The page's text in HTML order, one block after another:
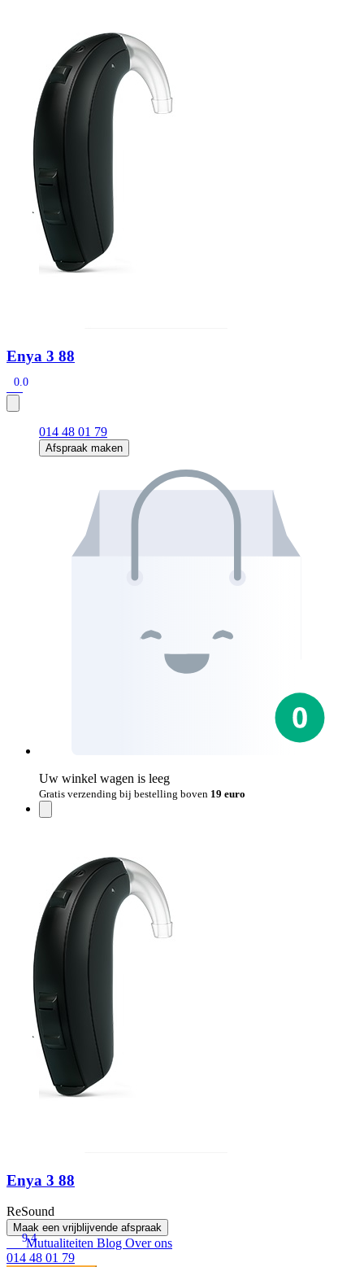
Snel zoeken
Hoorapparaatbatterijen
Oticon hoorapparaten
ReSound Vivia
Oticon Intent
Signia Silk FiltersDomes
Oticon Intent 1 - Oplaadbaar
De Oticon Intent is het nieuwste hoorapparaat van dit moment.
Bekijk
Enya 3 88
0.0
014 48 01 79
Afspraak maken
Uw winkel wagen is leeg
Gratis verzending bij bestelling boven 19 euro
Enya 3 88
ReSound
Maak een vrijblijvende afspraak
9.4
Mutualiteiten Blog Over ons
014 48 01 79